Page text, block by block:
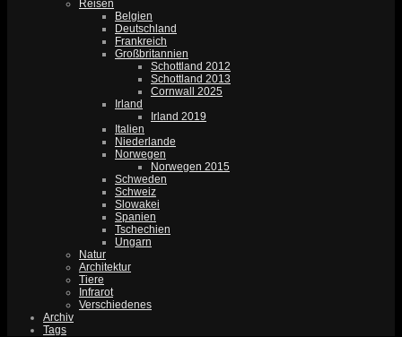
Reisen
Belgien
Deutschland
Frankreich
Großbritannien
Schottland 2012
Schottland 2013
Cornwall 2025
Irland
Irland 2019
Italien
Niederlande
Norwegen
Norwegen 2015
Schweden
Schweiz
Slowakei
Spanien
Tschechien
Ungarn
Natur
Architektur
Tiere
Infrarot
Verschiedenes
Archiv
Tags